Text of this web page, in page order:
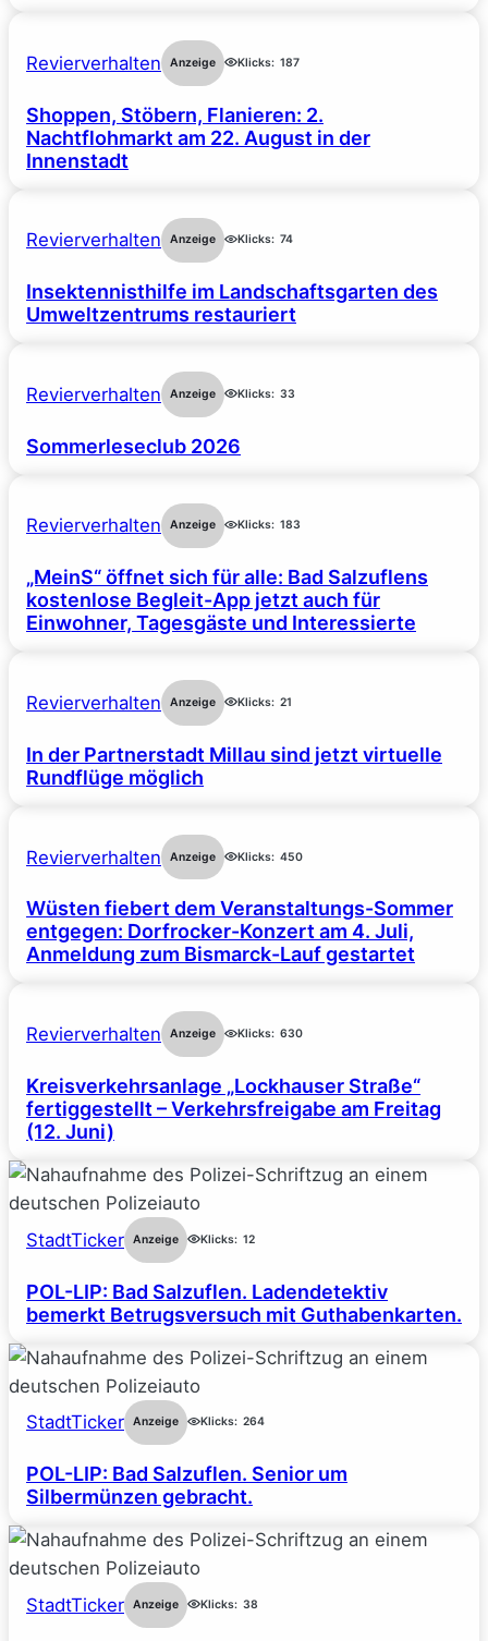
Revierverhalten Anzeige Klicks: 187
Shoppen, Stöbern, Flanieren: 2.
Nachtflohmarkt am 22. August in der
Innenstadt
Revierverhalten Anzeige Klicks: 74
Insektennisthilfe im Landschaftsgarten des
Umweltzentrums restauriert
Revierverhalten Anzeige Klicks: 33
Sommerleseclub 2026
Revierverhalten Anzeige Klicks: 183
„MeinS“ öffnet sich für alle: Bad Salzuflens
kostenlose Begleit-App jetzt auch für
Einwohner, Tagesgäste und Interessierte
Revierverhalten Anzeige Klicks: 21
In der Partnerstadt Millau sind jetzt virtuelle
Rundflüge möglich
Revierverhalten Anzeige Klicks: 450
Wüsten fiebert dem Veranstaltungs-Sommer
entgegen: Dorfrocker-Konzert am 4. Juli,
Anmeldung zum Bismarck-Lauf gestartet
Revierverhalten Anzeige Klicks: 630
Kreisverkehrsanlage „Lockhauser Straße“
fertiggestellt – Verkehrsfreigabe am Freitag
(12. Juni)
StadtTicker Anzeige Klicks: 12
POL-LIP: Bad Salzuflen. Ladendetektiv
bemerkt Betrugsversuch mit Guthabenkarten.
StadtTicker Anzeige Klicks: 264
POL-LIP: Bad Salzuflen. Senior um
Silbermünzen gebracht.
StadtTicker Anzeige Klicks: 38